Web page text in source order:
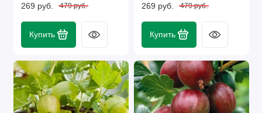
269 руб. 479 руб.
Купить
269 руб. 479 руб.
Купить